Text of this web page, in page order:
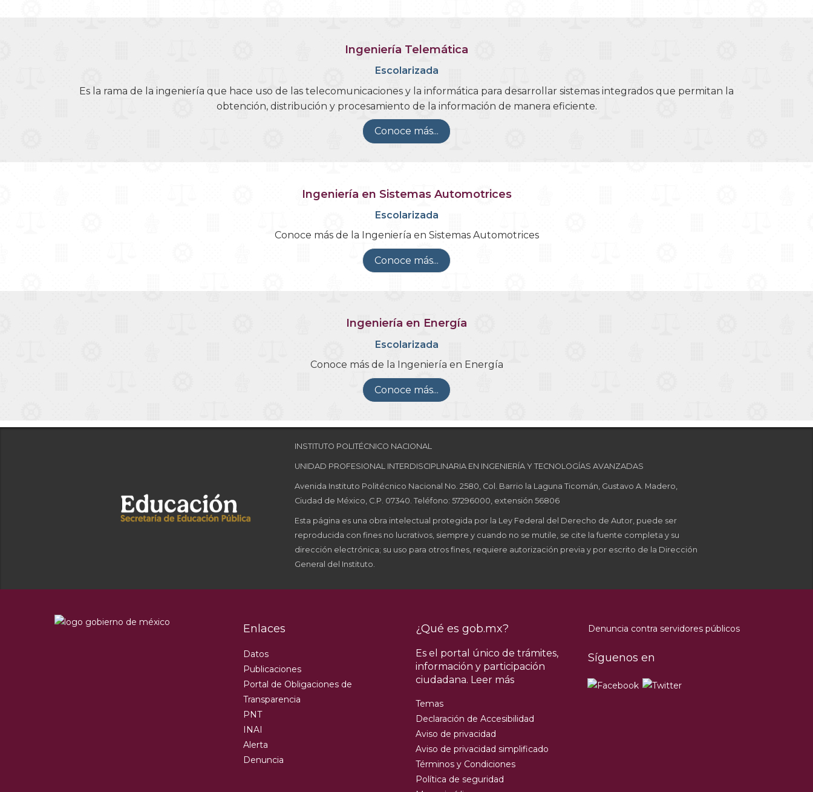
Ingeniería Telemática
Escolarizada
Es la rama de la ingeniería que hace uso de las telecomunicaciones y la informática para desarrollar sistemas integrados que permitan la
obtención, distribución y procesamiento de la información de manera eficiente.
Conoce más...
Ingeniería en Sistemas Automotrices
Escolarizada
Conoce más de la Ingeniería en Sistemas Automotrices
Conoce más...
Ingeniería en Energía
Escolarizada
Conoce más de la Ingeniería en Energía
Conoce más...
INSTITUTO POLITÉCNICO NACIONAL
UNIDAD PROFESIONAL INTERDISCIPLINARIA EN INGENIERÍA Y TECNOLOGÍAS AVANZADAS
Avenida Instituto Politécnico Nacional No. 2580, Col. Barrio la Laguna Ticomán, Gustavo A. Madero,
Ciudad de México, C.P. 07340. Teléfono: 57296000, extensión 56806
Esta página es una obra intelectual protegida por la Ley Federal del Derecho de Autor, puede ser
reproducida con fines no lucrativos, siempre y cuando no se mutile, se cite la fuente completa y su
dirección electrónica; su uso para otros fines, requiere autorización previa y por escrito de la Dirección
General del Instituto.
Enlaces
Datos
Publicaciones
Portal de Obligaciones de
Transparencia
PNT
INAI
Alerta
Denuncia
¿Qué es gob.mx?
Es el portal único de trámites,
información y participación
ciudadana. Leer más
Temas
Declaración de Accesibilidad
Aviso de privacidad
Aviso de privacidad simplificado
Términos y Condiciones
Política de seguridad
Denuncia contra servidores públicos
Síguenos en